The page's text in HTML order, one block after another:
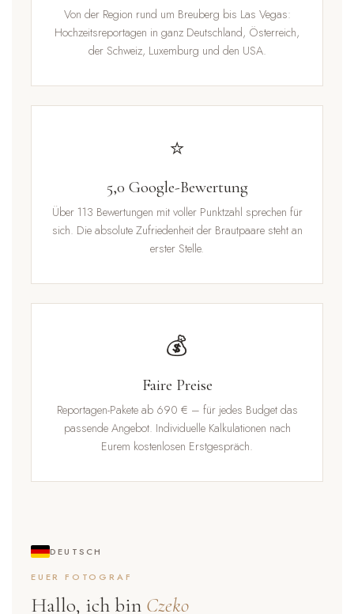
Von der Region rund um Breuberg bis Las Vegas:
Hochzeitsreportagen in ganz Deutschland, Österreich,
der Schweiz, Luxemburg und den USA.
⭐
5,0 Google-Bewertung
Über 113 Bewertungen mit voller Punktzahl sprechen für
sich. Die absolute Zufriedenheit der Brautpaare steht an
erster Stelle.
💰
Faire Preise
Reportagen-Pakete ab 690 € – für jedes Budget das
passende Angebot. Individuelle Kalkulationen nach
Eurem kostenlosen Erstgespräch.
DEUTSCH
EUER FOTOGRAF
Hallo, ich bin Czeko